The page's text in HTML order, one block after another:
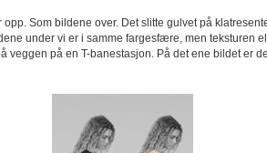
Som bildene over. Det slitte gulvet på
under vi er i samme fargesfære, men teksturen
veggen på en T-banestasjon. På det ene bildet er